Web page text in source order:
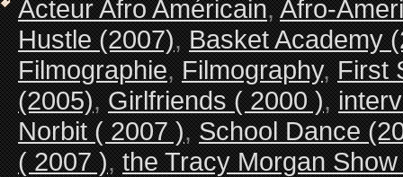
Acteur Afro Américain,Afro-
Hustle (2007),Basket Academy
Filmographie,Filmography,First
(2005),Girlfriends ( 2000 ),
Norbit ( 2007 ),School Dance
( 2007 ),the Tracy Morgan